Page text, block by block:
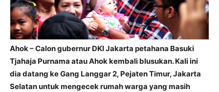
Ahok – Calon gubernur DKI Jakarta petahana Basuki
Tjahaja Purnama atau Ahok kembali blusukan. Kali ini
dia datang ke Gang Langgar 2, Pejaten Timur, Jakarta
Selatan untuk mengecek rumah warga yang masih